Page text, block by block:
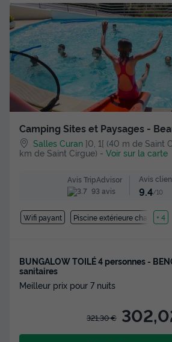
Camping Sites et Paysages -
Salles Curan ]0, 1[ (40 m de Saint
km de Saint Cirgue) - Voir sur la carte
Avis TripAdvisor
93 avis
Avis
9.4/10
Wifi payant Piscine extérieure chauffée
+ 4
BUNGALOW TOILÉ 4 personnes -
sanitaires
Meilleur prix pour 7 nuits
321,30 €